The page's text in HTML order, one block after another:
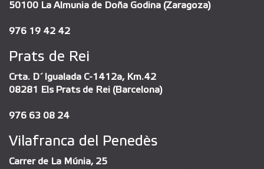
50100 La Almunia de Doña Godina (Zaragoza)
976 19 42 42
Prats de Rei
Crta. D´Igualada C-1412a, Km.42
08281 Els Prats de Rei (Barcelona)
976 63 08 24
Vilafranca del Penedès
Carrer de La Múnia, 25